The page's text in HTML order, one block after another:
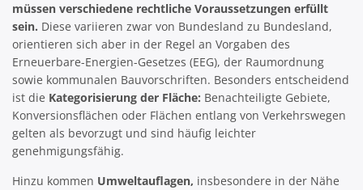
müssen verschiedene rechtliche Voraussetzungen erfüllt
sein. Diese variieren zwar von Bundesland zu Bundesland,
orientieren sich aber in der Regel an Vorgaben des
Erneuerbare-Energien-Gesetzes (EEG), der Raumordnung
sowie kommunalen Bauvorschriften. Besonders entscheidend
ist die Kategorisierung der Fläche: Benachteiligte Gebiete,
Konversionsflächen oder Flächen entlang von Verkehrswegen
gelten als bevorzugt und sind häufig leichter
genehmigungsfähig.
Hinzu kommen Umweltauflagen, insbesondere in der Nähe